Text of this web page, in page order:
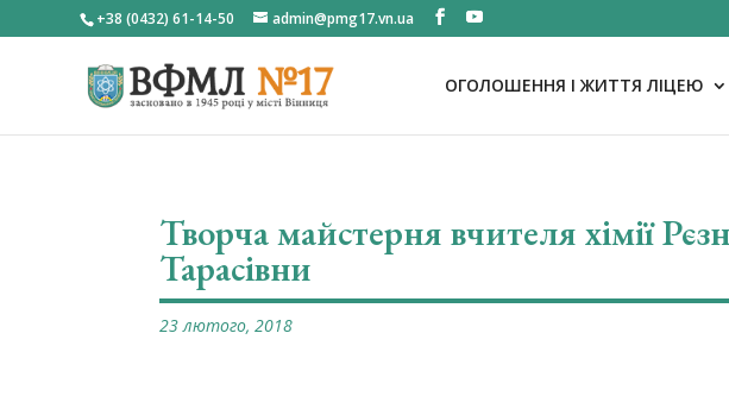
+38 (0432) 61-14-50 admin@pmg17.vn.ua
ОГОЛОШЕННЯ І ЖИТТЯ ЛІЦЕЮ
Творча майстерня вчителя хімії
Тарасівни
23 лютого, 2018